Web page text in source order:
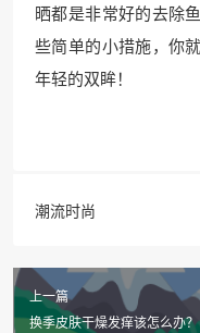
晒都是非常好的去除
些简单的小措施，你
年轻的双眸！
潮流时尚
上一篇
换季皮肤干燥发痒该怎么办？